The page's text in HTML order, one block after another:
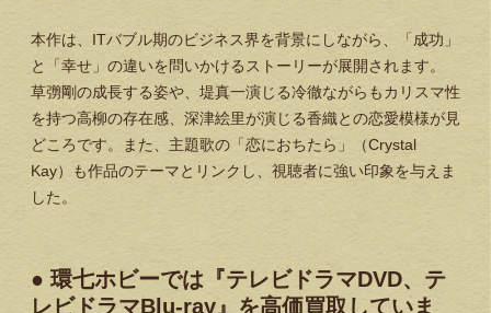
本作は、ITバブル期のビジネス界を背景にしながら、「成功」
と「幸せ」の違いを問いかけるストーリーが展開されます。
草彅剛の成長する姿や、堤真一演じる冷徹ながらもカリスマ性
を持つ高柳の存在感、深津絵里が演じる香織との恋愛模様が見
どころです。また、主題歌の「恋におちたら」（Crystal
Kay）も作品のテーマとリンクし、視聴者に強い印象を与えま
した。
● 環七ホビーでは『テレビドラマDVD、テ
レビドラマBlu-ray』を高価買取していま